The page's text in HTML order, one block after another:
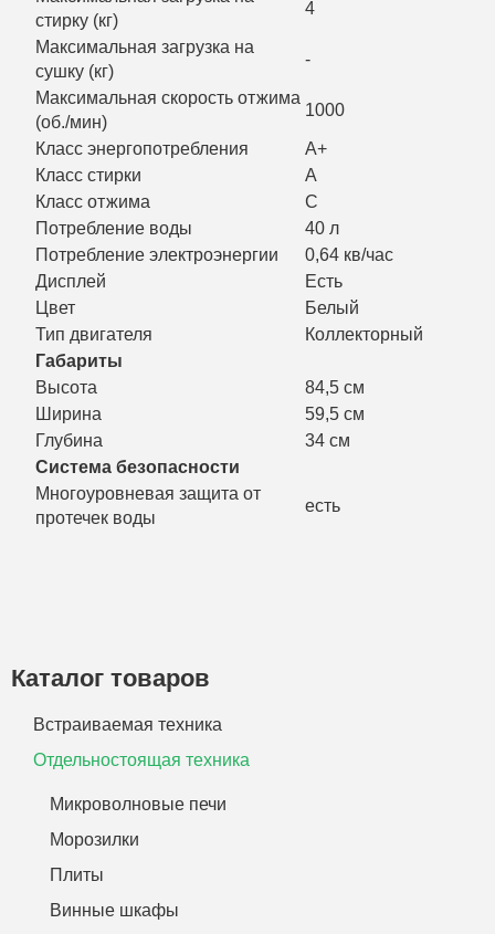
стирку (кг)
4
Максимальная загрузка на
сушку (кг)
-
Максимальная скорость отжима
(об./мин)
1000
Класс энергопотребления
A+
Класс стирки
A
Класс отжима
C
Потребление воды
40 л
Потребление электроэнергии
0,64 кв/час
Дисплей
Есть
Цвет
Белый
Тип двигателя
Коллекторный
Габариты
Высота
84,5 см
Ширина
59,5 см
Глубина
34 см
Система безопасности
Многоуровневая защита от
протечек воды
есть
Каталог товаров
Встраиваемая техника
Отдельностоящая техника
Микроволновые печи
Морозилки
Плиты
Винные шкафы